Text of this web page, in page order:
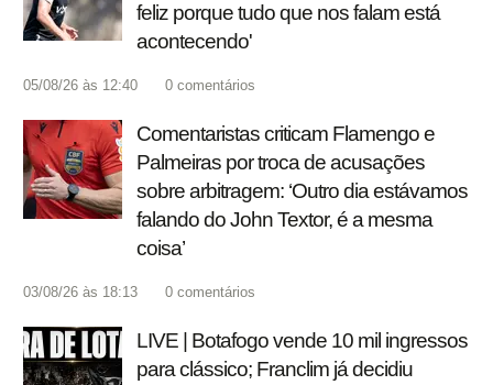
feliz porque tudo que nos falam está
acontecendo'
05/08/26 às 12:40 0 comentários
Comentaristas criticam Flamengo e
Palmeiras por troca de acusações
sobre arbitragem: ‘Outro dia estávamos
falando do John Textor, é a mesma
coisa’
03/08/26 às 18:13 0 comentários
LIVE | Botafogo vende 10 mil ingressos
para clássico; Franclim já decidiu